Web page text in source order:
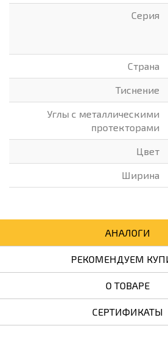
Серия
Страна
Тиснение
Углы с металлическими
протекторами
Цвет
Ширина
АНАЛОГИ
РЕКОМЕНДУЕМ
О ТОВАРЕ
СЕРТИФИКАТЫ